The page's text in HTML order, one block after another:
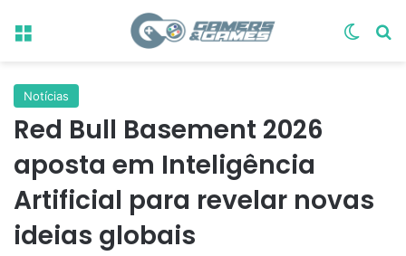
Menu
Notícias
Red Bull Basement 2026
aposta em Inteligência
Artificial para revelar novas
ideias globais